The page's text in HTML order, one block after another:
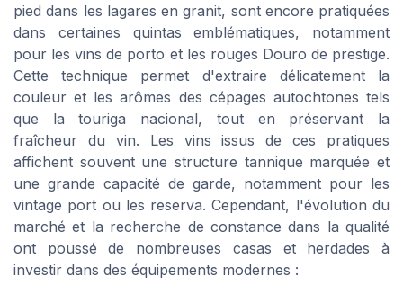
pied dans les lagares en granit, sont encore pratiquées
dans certaines quintas emblématiques, notamment
pour les vins de porto et les rouges Douro de prestige.
Cette technique permet d'extraire délicatement la
couleur et les arômes des cépages autochtones tels
que la touriga nacional, tout en préservant la
fraîcheur du vin. Les vins issus de ces pratiques
affichent souvent une structure tannique marquée et
une grande capacité de garde, notamment pour les
vintage port ou les reserva. Cependant, l'évolution du
marché et la recherche de constance dans la qualité
ont poussé de nombreuses casas et herdades à
investir dans des équipements modernes :